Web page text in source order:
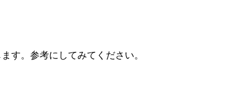
す。参考にしてみてください。